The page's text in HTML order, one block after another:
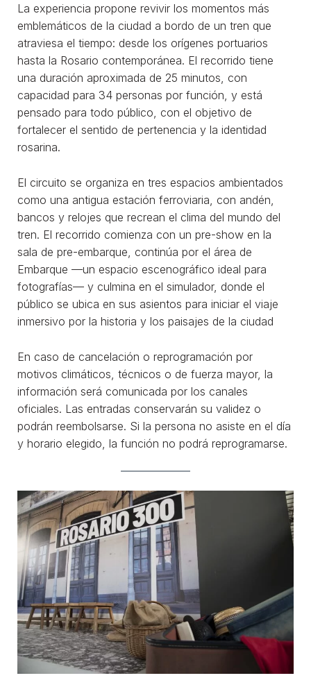
La experiencia propone revivir los momentos más
emblemáticos de la ciudad a bordo de un tren que
atraviesa el tiempo: desde los orígenes portuarios
hasta la Rosario contemporánea. El recorrido tiene
una duración aproximada de 25 minutos, con
capacidad para 34 personas por función, y está
pensado para todo público, con el objetivo de
fortalecer el sentido de pertenencia y la identidad
rosarina.
El circuito se organiza en tres espacios ambientados
como una antigua estación ferroviaria, con andén,
bancos y relojes que recrean el clima del mundo del
tren. El recorrido comienza con un pre-show en la
sala de pre-embarque, continúa por el área de
Embarque —un espacio escenográfico ideal para
fotografías— y culmina en el simulador, donde el
público se ubica en sus asientos para iniciar el viaje
inmersivo por la historia y los paisajes de la ciudad
En caso de cancelación o reprogramación por
motivos climáticos, técnicos o de fuerza mayor, la
información será comunicada por los canales
oficiales. Las entradas conservarán su validez o
podrán reembolsarse. Si la persona no asiste en el día
y horario elegido, la función no podrá reprogramarse.